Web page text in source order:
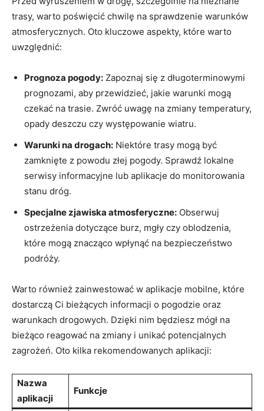
trasy, warto poświęcić chwilę na sprawdzenie warunków
atmosferycznych. Oto kluczowe aspekty, które warto
uwzględnić:
Prognoza pogody: Zapoznaj się z długoterminowymi
prognozami, aby przewidzieć, jakie warunki mogą
czekać na trasie. Zwróć uwagę na zmiany temperatury,
opady deszczu czy występowanie wiatru.
Warunki na drogach: Niektóre trasy mogą być
zamknięte z powodu złej pogody. Sprawdź lokalne
serwisy informacyjne lub aplikacje do monitorowania
stanu dróg.
Specjalne zjawiska atmosferyczne: Obserwuj
ostrzeżenia dotyczące burz, mgły czy oblodzenia,
które mogą znacząco wpłynąć na bezpieczeństwo
podróży.
Warto również zainwestować w aplikacje mobilne, które
dostarczą Ci bieżących informacji o pogodzie oraz
warunkach drogowych. Dzięki nim będziesz mógł na
bieżąco reagować na zmiany i unikać potencjalnych
zagrożeń. Oto kilka rekomendowanych aplikacji:
Nazwa
aplikacji
Funkcje